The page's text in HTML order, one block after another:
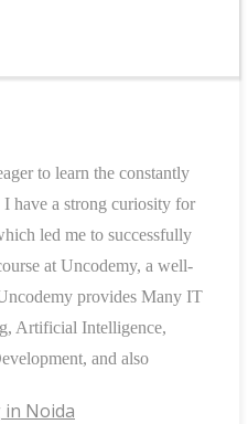
to learn the constantly
have a strong curiosity for
led me to successfully
at Uncodemy, a well-
provides Many IT
Artificial Intelligence,
and also
in Noida